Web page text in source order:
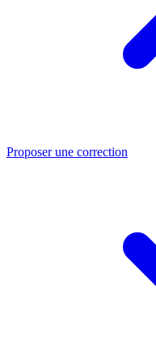
Proposer une correction